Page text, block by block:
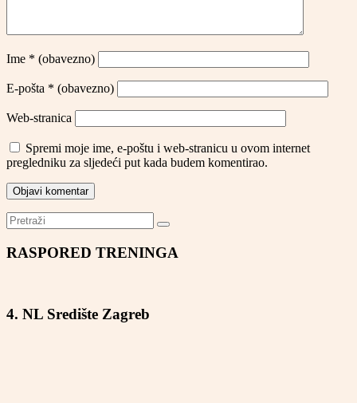
Ime * (obavezno)
E-pošta * (obavezno)
Web-stranica
Spremi moje ime, e-poštu i web-stranicu u ovom internet
pregledniku za sljedeći put kada budem komentirao.
RASPORED TRENINGA
4. NL Središte Zagreb